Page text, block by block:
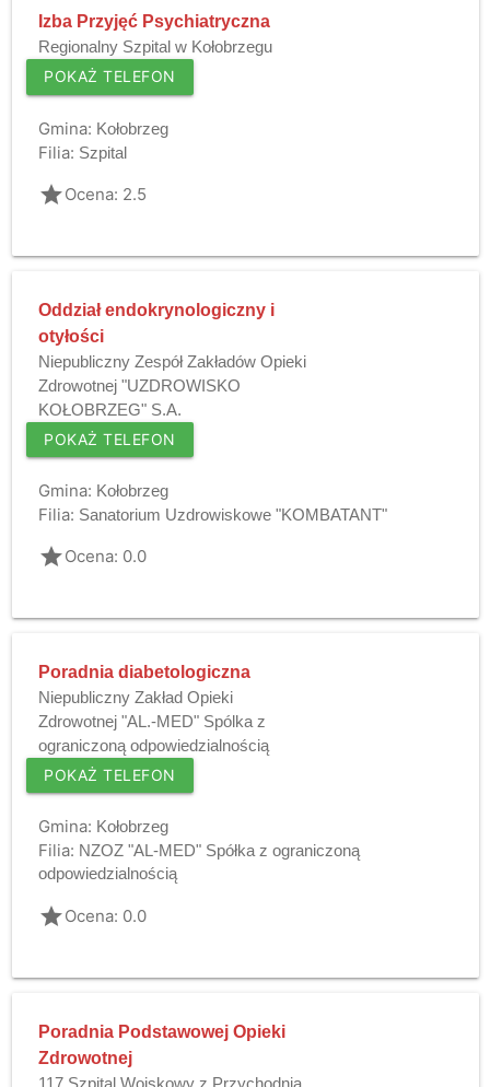
Izba Przyjęć Psychiatryczna
Regionalny Szpital w Kołobrzegu
POKAŻ TELEFON
Gmina: Kołobrzeg
Filia: Szpital
gradeOcena: 2.5
Oddział endokrynologiczny i
otyłości
Niepubliczny Zespół Zakładów Opieki
Zdrowotnej "UZDROWISKO
KOŁOBRZEG" S.A.
POKAŻ TELEFON
Gmina: Kołobrzeg
Filia: Sanatorium Uzdrowiskowe "KOMBATANT"
gradeOcena: 0.0
Poradnia diabetologiczna
Niepubliczny Zakład Opieki
Zdrowotnej "AL.-MED" Spólka z
ograniczoną odpowiedzialnością
POKAŻ TELEFON
Gmina: Kołobrzeg
Filia: NZOZ "AL-MED" Spółka z ograniczoną
odpowiedzialnością
gradeOcena: 0.0
Poradnia Podstawowej Opieki
Zdrowotnej